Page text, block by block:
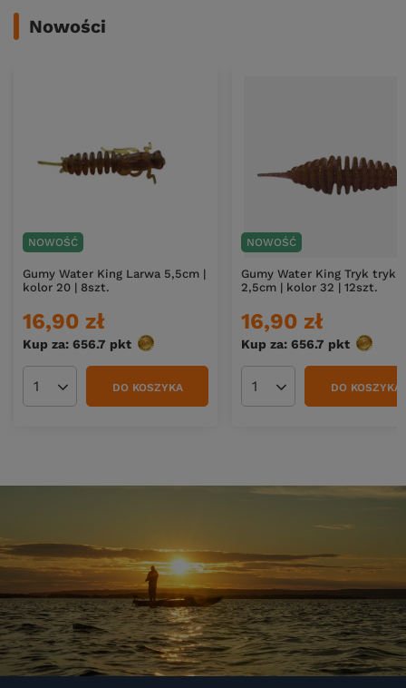
Nowości
NOWOŚĆ
Gumy Water King Larwa 5,5cm |
kolor 20 | 8szt.
16,90 zł
Kup za: 656.7 pkt punktów
Ilość produktówDO KOSZYKA
NOWOŚĆ
Gumy Water King Tryk tryk
2,5cm | kolor 32 | 12szt.
16,90 zł
Kup za: 656.7 pkt
Ilość produktówDO KOSZYKA